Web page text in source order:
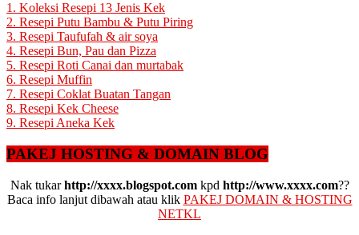
1. Koleksi Resepi 13 Jenis Kek
2. Resepi Putu Bambu & Putu Piring
3. Resepi Taufufah & air soya
4. Resepi Bun, Pau dan Pizza
5. Resepi Roti Canai dan murtabak
6. Resepi Muffin
7. Resepi Coklat Buatan Tangan
8. Resepi Kek Cheese
9. Resepi Aneka Kek
PAKEJ HOSTING & DOMAIN BLOG
Nak tukarhttp://xxxx.blogspot.comkpd http://www.xxxx.com??
Baca info lanjut dibawah atau klik PAKEJ DOMAIN & HOSTING
NETKL